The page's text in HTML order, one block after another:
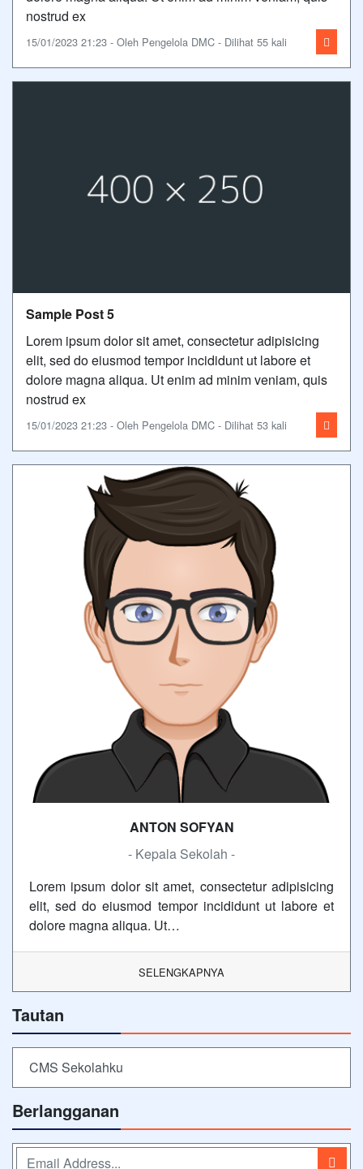
nostrud ex
15/01/2023 21:23 - Oleh Pengelola DMC - Dilihat 55 kali
Sample Post 5
Lorem ipsum dolor sit amet, consectetur adipisicing
elit, sed do eiusmod tempor incididunt ut labore et
dolore magna aliqua. Ut enim ad minim veniam, quis
nostrud ex
15/01/2023 21:23 - Oleh Pengelola DMC - Dilihat 53 kali
ANTON SOFYAN
- Kepala Sekolah -
Lorem ipsum dolor sit amet, consectetur adipisicing
elit, sed do eiusmod tempor incididunt ut labore et
dolore magna aliqua. Ut…
SELENGKAPNYA
Tautan
CMS Sekolahku
Berlangganan